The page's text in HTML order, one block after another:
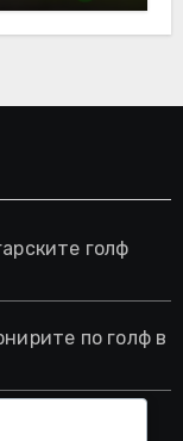
голф
по голф в
Арабия за